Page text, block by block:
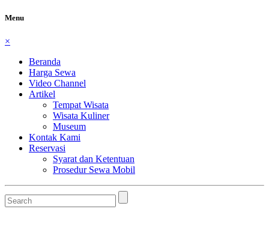
Menu
×
Beranda
Harga Sewa
Video Channel
Artikel
Tempat Wisata
Wisata Kuliner
Museum
Kontak Kami
Reservasi
Syarat dan Ketentuan
Prosedur Sewa Mobil